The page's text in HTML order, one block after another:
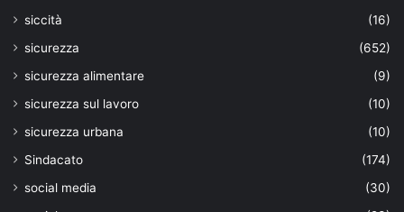
siccità
(16)
sicurezza
(652)
sicurezza alimentare
(9)
sicurezza sul lavoro
(10)
sicurezza urbana
(10)
Sindacato
(174)
social media
(30)